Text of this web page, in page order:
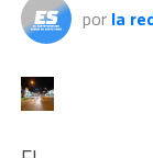
por la